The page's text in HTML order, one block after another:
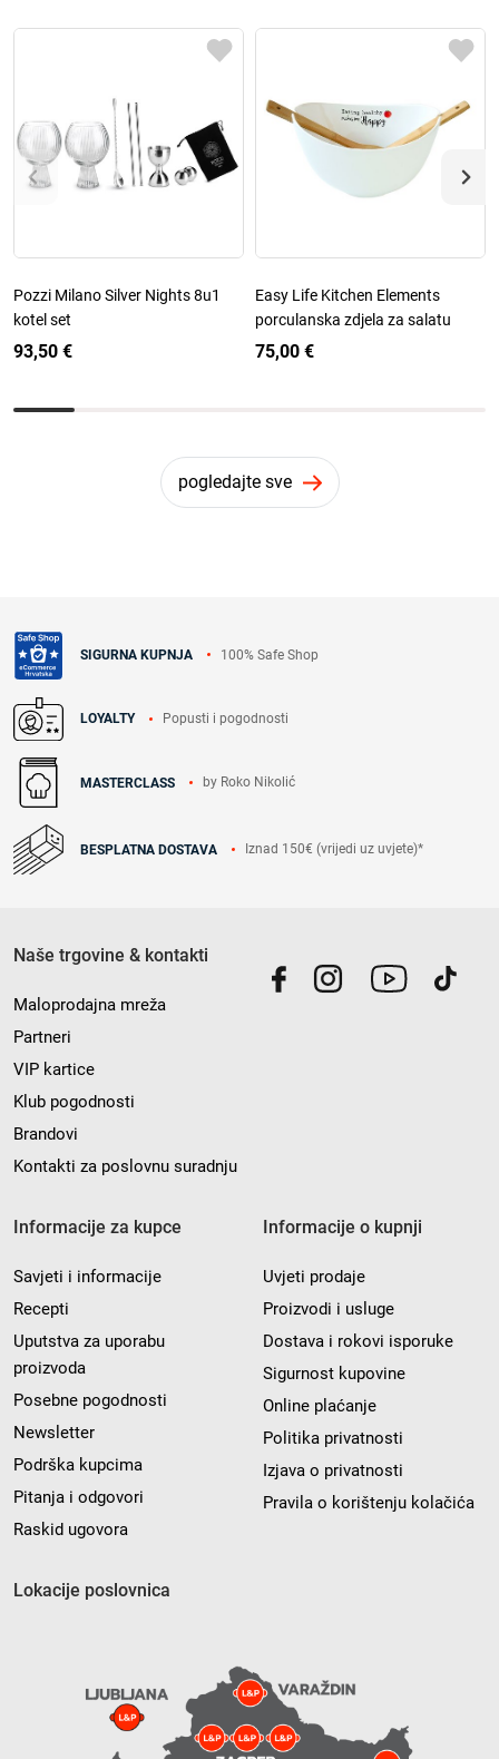
Pozzi Milano Silver Nights 8u1
kotel set
93,50 €
Easy Life Kitchen Elements
porculanska zdjela za salatu
75,00 €
pogledajte sve
SIGURNA KUPNJA 100% Safe Shop
LOYALTY Popusti i pogodnosti
MASTERCLASS by Roko Nikolić
BESPLATNA DOSTAVA Iznad 150€ (vrijedi uz uvjete)*
Naše trgovine & kontakti
Maloprodajna mreža
Partneri
VIP kartice
Klub pogodnosti
Brandovi
Kontakti za poslovnu suradnju
Informacije za kupce
Savjeti i informacije
Recepti
Uputstva za uporabu
proizvoda
Posebne pogodnosti
Newsletter
Podrška kupcima
Pitanja i odgovori
Raskid ugovora
Informacije o kupnji
Uvjeti prodaje
Proizvodi i usluge
Dostava i rokovi isporuke
Sigurnost kupovine
Online plaćanje
Politika privatnosti
Izjava o privatnosti
Pravila o korištenju kolačića
Lokacije poslovnica